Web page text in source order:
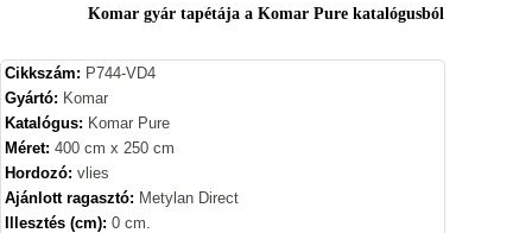
Komar gyár tapétája a Komar Pure katalógusból
Cikkszám: P744-VD4
Gyártó: Komar
Katalógus: Komar Pure
Méret: 400 cm x 250 cm
Hordozó: vlies
Ajánlott ragasztó: Metylan Direct
Illesztés (cm): 0 cm.